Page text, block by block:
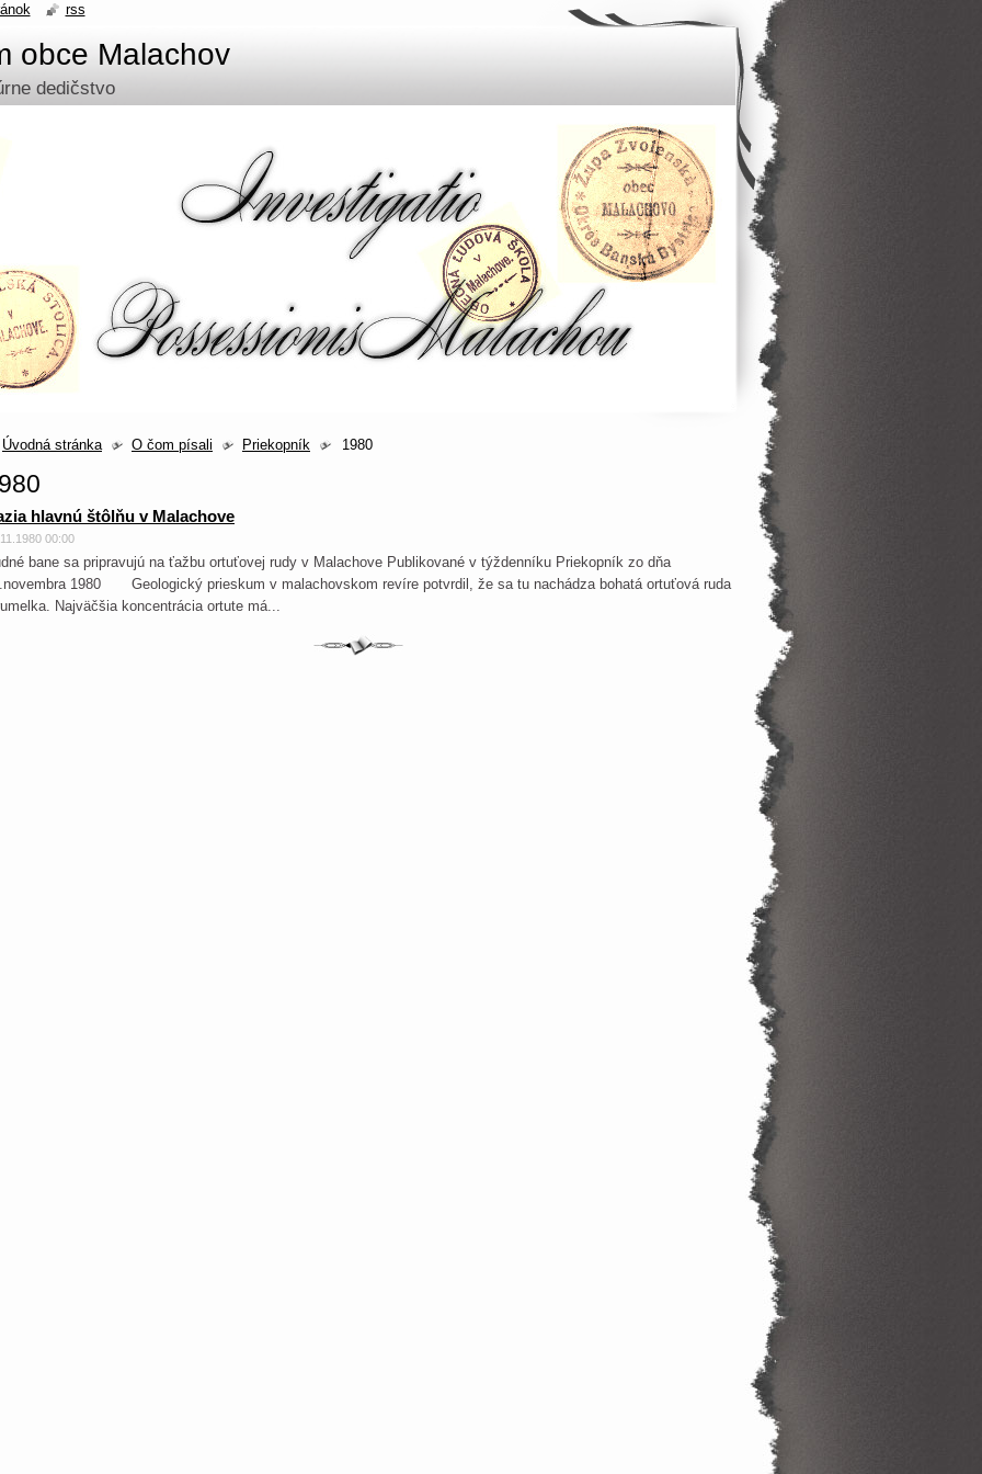
obce Malachov
dedičstvo
Úvodná stránka O čom písali Priekopník 1980
hlavnú štôlňu v Malachove
00:00
bane sa pripravujú na ťažbu ortuťovej rudy v Malachove Publikované v týždenníku Priekopník zo dňa
1980 Geologický prieskum v malachovskom revíre potvrdil, že sa tu nachádza bohatá ortuťová ruda
Najväčšia koncentrácia ortute má...
rss